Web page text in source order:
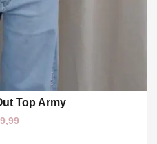
M L Top Army